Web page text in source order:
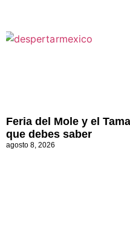
Feria del Mole y el
que debes saber
agosto 8, 2026